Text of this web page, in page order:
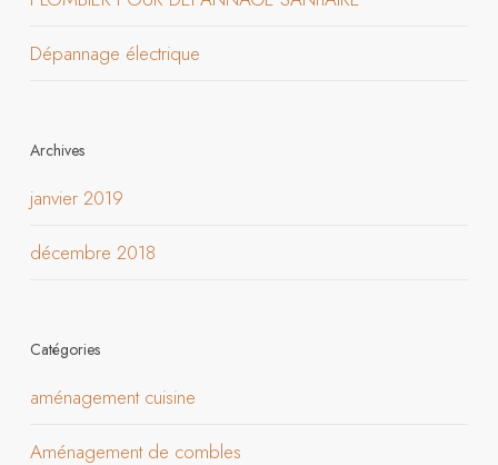
Dépannage électrique
Archives
janvier 2019
décembre 2018
Catégories
aménagement cuisine
Aménagement de combles